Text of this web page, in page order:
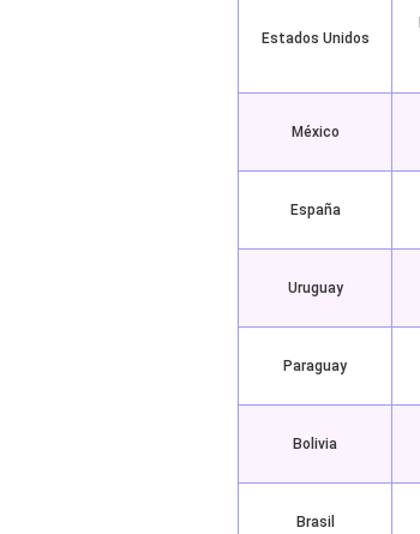
Estados Unidos
México
España
Uruguay
Paraguay
Bolivia
Brasil